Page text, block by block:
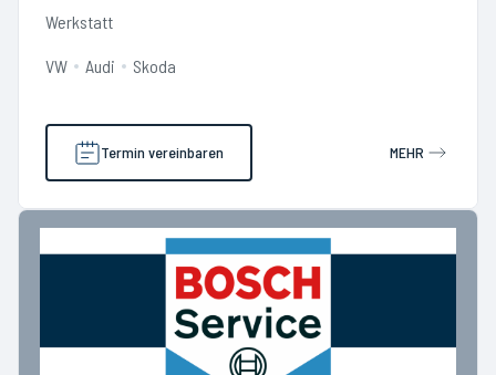
Werkstatt
VW Audi Skoda
Termin vereinbaren MEHR